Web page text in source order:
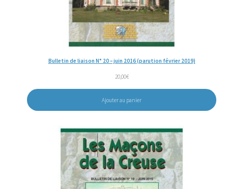
Bulletin de liaison N° 20 – juin 2016 (parution février 2019)
20,00€
Ajouter au panier